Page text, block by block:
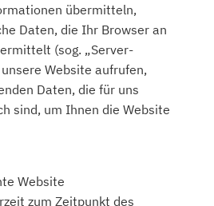
übermitteln,
Daten, die Ihr Browser an
(sog. „Server-
Website aufrufen,
Daten, die für uns
sind, um Ihnen die Website
Website
zum Zeitpunkt des